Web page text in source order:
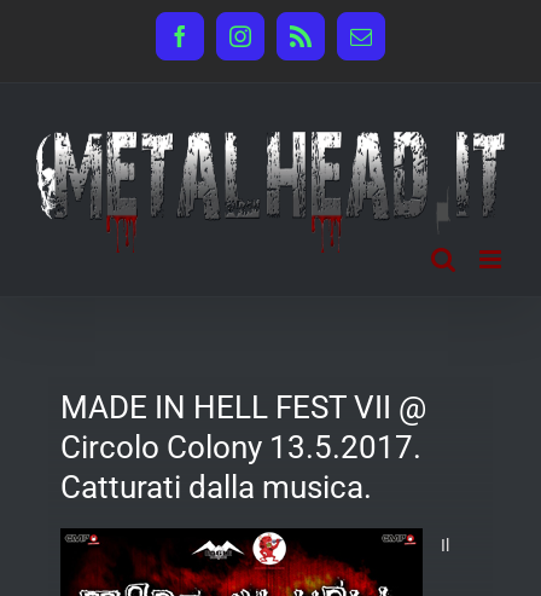
FacebookInstagram
Rss Email
MADE IN HELL FEST VII @
Circolo Colony 13.5.2017.
Catturati dalla musica.
Il